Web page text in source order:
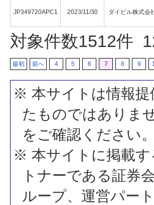
JP349720APC1 2023/11/30 ダイビル株式会
対象件数1512件
最初 前へ 4 5 6 7 8 9
※ 本サイトは情報提
たものではありま
をご確認ください。
※ 本サイトに掲載す
トナーである証券
ループ、運営パー